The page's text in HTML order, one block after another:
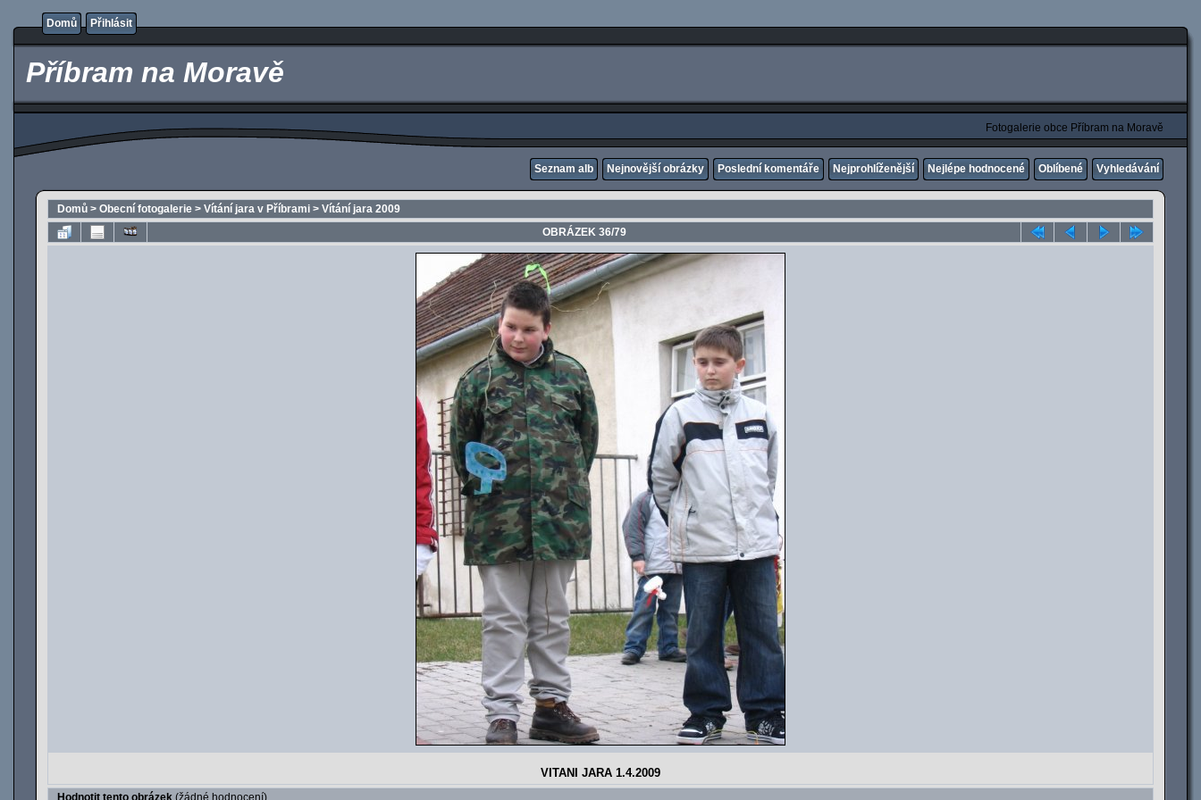
Domů Přihlásit
Příbram na Moravě
Fotogalerie obce Příbram na Moravě
Seznam alb Nejnovější obrázky Poslední komentáře Nejprohlíženější Nejlépe hodnocené Oblíbené Vyhledávání
Domů > Obecní fotogalerie > Vítání jara v Příbrami > Vítání jara 2009
OBRÁZEK 36/79
VITANI JARA 1.4.2009
Hodnotit tento obrázek (žádné hodnocení)